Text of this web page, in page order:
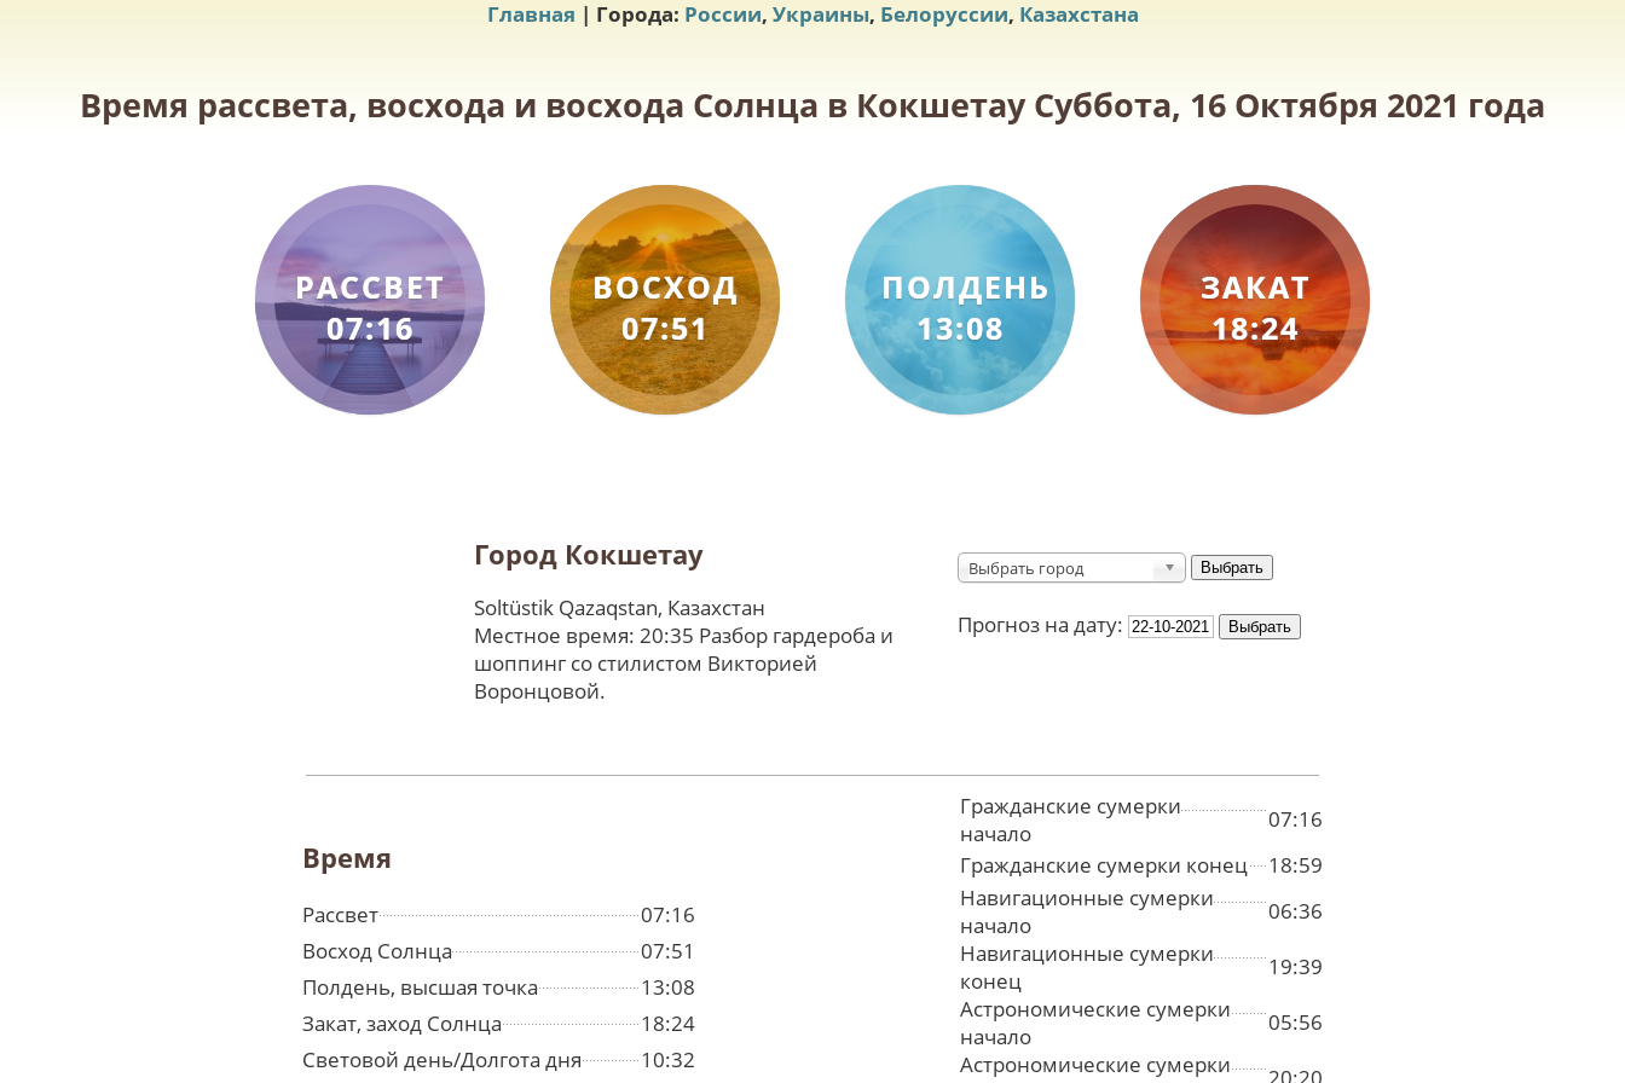
Главная | Города: России, Украины, Белоруссии, Казахстана
Время рассвета, восхода и восхода Солнца в Кокшетау Суббота, 16 Октября 2021 года
РАССВЕТ
07:16
ВОСХОД
07:51
ПОЛДЕНЬ
13:08
ЗАКАТ
18:24
Город Кокшетау
Soltüstik Qazaqstan, Казахстан
Местное время: 20:35 Разбор гардероба и
шоппинг со стилистом Викторией
Воронцовой.
Выбрать город
Прогноз на дату:
Время
Рассвет
07:16
Восход Солнца
07:51
Полдень, высшая точка
13:08
Закат, заход Солнца
18:24
Световой день/Долгота дня
10:32
Гражданские сумерки
начало
07:16
Гражданские сумерки конец
18:59
Навигационные сумерки
начало
06:36
Навигационные сумерки
конец
19:39
Астрономические сумерки
начало
05:56
Астрономические сумерки
20:20